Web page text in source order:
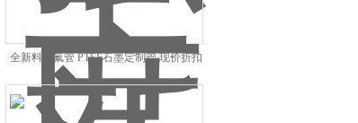
全新料四氟管 PTFE石墨定制管 现价折扣
价